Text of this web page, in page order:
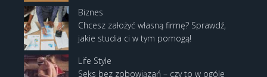
Biznes
Chcesz założyć własną firmę? Sprawdź,
jakie studia ci w tym pomogą!
Life Style
Seks bez zobowiązań – czy to w ogóle